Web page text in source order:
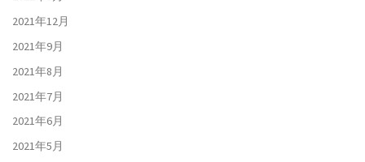
2021年12月
2021年9月
2021年8月
2021年7月
2021年6月
2021年5月